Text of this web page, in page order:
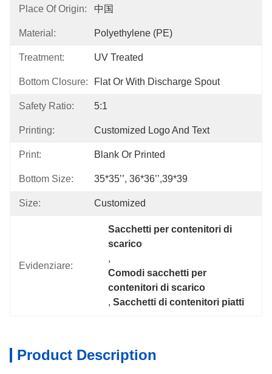
Place Of Origin: 中国
Material: Polyethylene (PE)
Treatment: UV Treated
Bottom Closure: Flat Or With Discharge Spout
Safety Ratio: 5:1
Printing: Customized Logo And Text
Print: Blank Or Printed
Bottom Size: 35*35’’, 36*36’’,39*39
Size: Customized
Evidenziare:
Sacchetti per contenitori di
scarico
,
Comodi sacchetti per
contenitori di scarico
, Sacchetti di contenitori piatti
Product Description